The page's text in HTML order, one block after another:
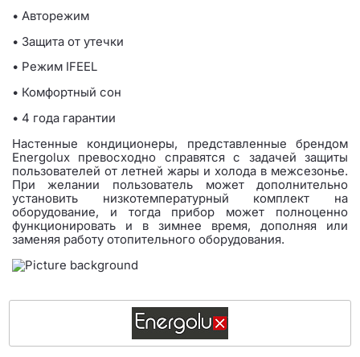
• Авторежим
• Защита от утечки
• Режим IFEEL
• Комфортный сон
• 4 года гарантии
Настенные кондиционеры, представленные брендом
Energolux превосходно справятся с задачей защиты
пользователей от летней жары и холода в межсезонье.
При желании пользователь может дополнительно
установить низкотемпературный комплект на
оборудование, и тогда прибор может полноценно
функционировать и в зимнее время, дополняя или
заменяя работу отопительного оборудования.